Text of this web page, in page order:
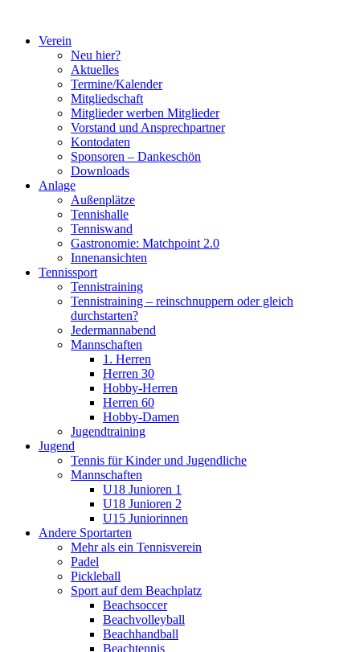
springenVerein
Neu hier?
Aktuelles
Termine/Kalender
Mitgliedschaft
Mitglieder werben Mitglieder
Vorstand und Ansprechpartner
Kontodaten
Sponsoren – Dankeschön
Downloads
Anlage
Außenplätze
Tennishalle
Tenniswand
Gastronomie: Matchpoint 2.0
Innenansichten
Tennissport
Tennistraining
Tennistraining – reinschnuppern oder gleich
durchstarten?
Jedermannabend
Mannschaften
1. Herren
Herren 30
Hobby-Herren
Herren 60
Hobby-Damen
Jugendtraining
Jugend
Tennis für Kinder und Jugendliche
Mannschaften
U18 Junioren 1
U18 Junioren 2
U15 Juniorinnen
Andere Sportarten
Mehr als ein Tennisverein
Padel
Pickleball
Sport auf dem Beachplatz
Beachsoccer
Beachvolleyball
Beachhandball
Beachtennis